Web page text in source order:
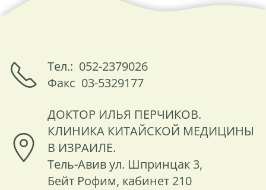
Тел.: 052-2379026
Факс 03-5329177
ДОКТОР ИЛЬЯ ПЕРЧИКОВ.
КЛИНИКА КИТАЙСКОЙ МЕДИЦИНЫ
В ИЗРАИЛЕ.
Тель-Авив ул. Шпринцак 3,
Бейт Рофим, кабинет 210